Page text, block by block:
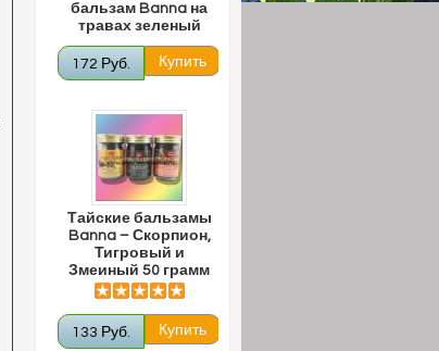
бальзам Banna на
травах зеленый
172 Руб.
Тайские бальзамы
Banna – Скорпион,
Тигровый и
Змеиный 50 грамм
133 Руб.